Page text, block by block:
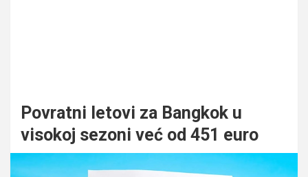
Povratni letovi za Bangkok u
visokoj sezoni već od 451 euro